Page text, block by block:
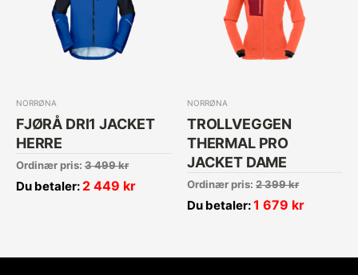
NORRØNA
FJØRÅ DRI1 JACKET
HERRE
Ordinær pris: 3 499kr
Du betaler: 2 449 kr
NORRØNA
TROLLVEGGEN
THERMAL PRO
JACKET DAME
Ordinær pris: 2 399kr
Du betaler:1 679 kr